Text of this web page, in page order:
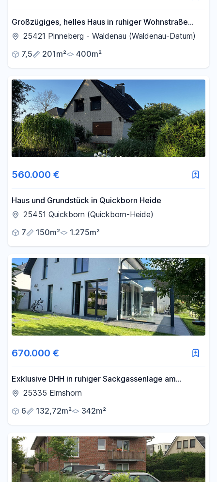
Großzügiges, helles Haus in ruhiger Wohnstraße
(30km-Zone) in Pinneberg-Waldenau.
25421 Pinneberg - Waldenau (Waldenau-Datum)
7,5
201m² 400m²
560.000 €
Haus und Grundstück in Quickborn Heide
25451 Quickborn (Quickborn-Heide)
7
150m² 1.275m²
670.000 €
Exklusive DHH in ruhiger Sackgassenlage am
Naturschutzgebiet/Provisionsfrei
25335 Elmshorn
6
132,72m² 342m²